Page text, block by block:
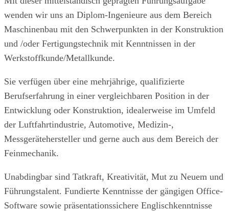
wenden wir uns an Diplom-Ingenieure aus dem Bereich
Maschinenbau mit den Schwerpunkten in der Konstruktion
und /oder Fertigungstechnik mit Kenntnissen in der
Werkstoffkunde/Metallkunde.
Sie verfügen über eine mehrjährige, qualifizierte
Berufserfahrung in einer vergleichbaren Position in der
Entwicklung oder Konstruktion, idealerweise im Umfeld
der Luftfahrtindustrie, Automotive, Medizin-,
Messgerätehersteller und gerne auch aus dem Bereich der
Feinmechanik.
Unabdingbar sind Tatkraft, Kreativität, Mut zu Neuem und
Führungstalent. Fundierte Kenntnisse der gängigen Office-
Software sowie präsen­tationssichere Englischkenntnisse